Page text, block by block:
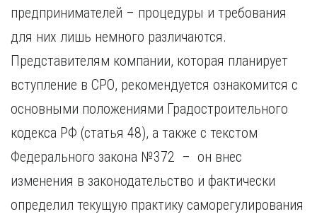
Мурманск
Набережные Челны
Нижний Новгород
Нижний Тагил
Новосибирск
Чита
Я
предпринимателей – процедуры и требования
для них лишь немного различаются.
Представителям компании, которая планирует
вступление в СРО, рекомендуется ознакомится с
основными положениями Градостроительного
кодекса РФ (статья 48), а также с текстом
Федерального закона №372 – он внес
изменения в законодательство и фактически
определил текущую практику саморегулирования